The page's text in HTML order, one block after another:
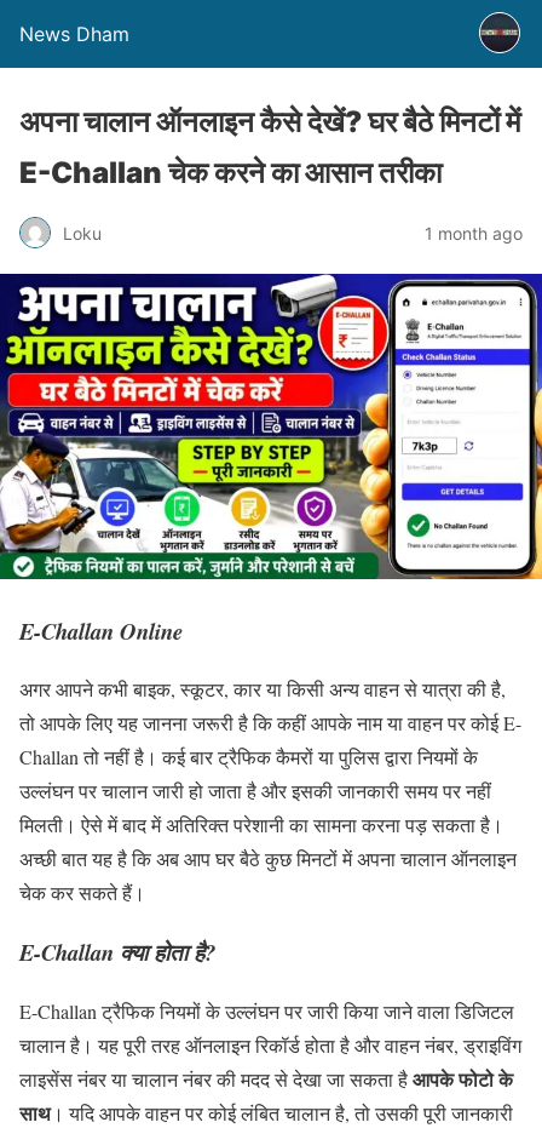
News Dham
अपना चालान ऑनलाइन कैसे देखें? घर बैठे मिनटों में
E-Challan चेक करने का आसान तरीका
Loku 1 month ago
E-Challan Online
अगर आपने कभी बाइक, स्कूटर, कार या किसी अन्य वाहन से यात्रा की है,
तो आपके लिए यह जानना जरूरी है कि कहीं आपके नाम या वाहन पर कोई E-
Challan तो नहीं है। कई बार ट्रैफिक कैमरों या पुलिस द्वारा नियमों के
उल्लंघन पर चालान जारी हो जाता है और इसकी जानकारी समय पर नहीं
मिलती। ऐसे में बाद में अतिरिक्त परेशानी का सामना करना पड़ सकता है।
अच्छी बात यह है कि अब आप घर बैठे कुछ मिनटों में अपना चालान ऑनलाइन
चेक कर सकते हैं।
E-Challan क्या होता है?
E-Challan ट्रैफिक नियमों के उल्लंघन पर जारी किया जाने वाला डिजिटल
चालान है। यह पूरी तरह ऑनलाइन रिकॉर्ड होता है और वाहन नंबर, ड्राइविंग
लाइसेंस नंबर या चालान नंबर की मदद से देखा जा सकता हैआपके फोटो के
साथ। यदि आपके वाहन पर कोई लंबित चालान है, तो उसकी पूरी जानकारी